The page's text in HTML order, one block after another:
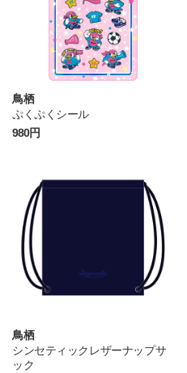
鳥栖
ぷくぷくシール
980円
鳥栖
シンセティックレザーナップサ
ック